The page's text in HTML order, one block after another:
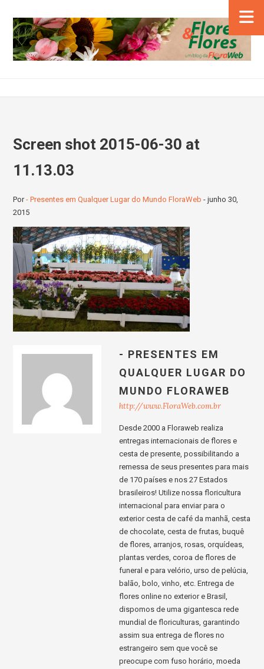
Screen shot 2015-06-30 at
11.13.03
Por- Presentes em Qualquer Lugar do Mundo FloraWeb -junho 30,
2015
- PRESENTES EM
QUALQUER LUGAR DO
MUNDO FLORAWEB
http://www.FloraWeb.com.br
Desde 2000 a Floraweb realiza
entregas internacionais de flores e
cesta de presente, possibilitando a
remessa de seus presentes para mais
de 170 países e nos 27 Estados
brasileiros! Utilize nossa floricultura
internacional para enviar para o
exterior cesta de café da manhã, cesta
de chocolate, cesta de frutas, buquê
de flores, arranjos, rosas, orquídeas,
plantas verdes, coroa de flores de
funeral e para velório, urso de pelúcia,
balão, bolo, vinho, etc. Entrega de
flores online no exterior e Brasil,
dispomos de uma gigantesca rede
mundial de floriculturas, garantindo
assim sua entrega de flores no
estrangeiro sem que você se
preocupe com fuso horário, moeda